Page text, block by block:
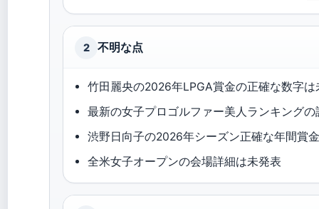
2 不明な点
竹田麗央の2026年LPGA賞金の正確な数字は
最新の女子プロゴルファー美人ランキング
渋野日向子の2026年シーズン正確な年間賞
全米女子オープンの会場詳細は未発表